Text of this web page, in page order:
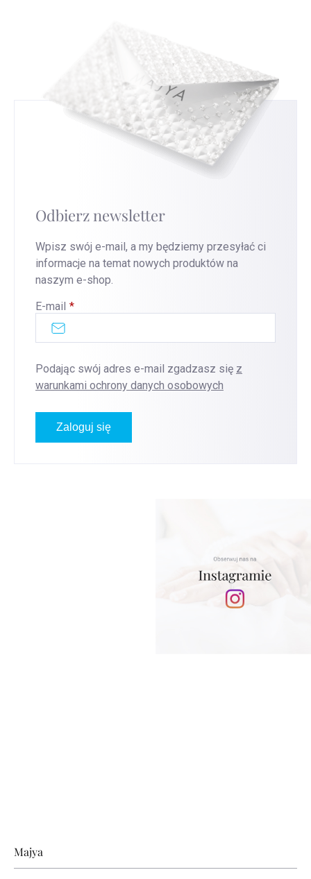
Odbierz newsletter
Wpisz swój e-mail, a my będziemy przesyłać ci
informacje na temat nowych produktów na
naszym e-shop.
E-mail
Podając swój adres e-mail zgadzasz się z
warunkami ochrony danych osobowych
Zaloguj się
Stopka
Majya